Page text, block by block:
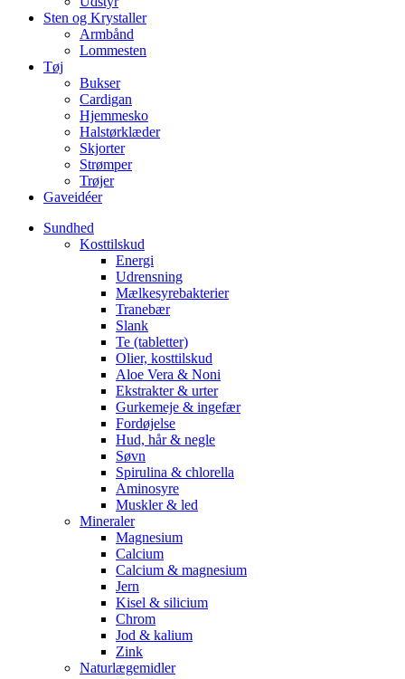
Sten og Krystaller
Armbånd
Lommesten
Tøj
Bukser
Cardigan
Hjemmesko
Halstørklæder
Skjorter
Strømper
Trøjer
Gaveidéer
Sundhed
Kosttilskud
Energi
Udrensning
Mælkesyrebakterier
Tranebær
Slank
Te (tabletter)
Olier, kosttilskud
Aloe Vera & Noni
Ekstrakter & urter
Gurkemeje & ingefær
Fordøjelse
Hud, hår & negle
Søvn
Spirulina & chlorella
Aminosyre
Muskler & led
Mineraler
Magnesium
Calcium
Calcium & magnesium
Jern
Kisel & silicium
Chrom
Jod & kalium
Zink
Naturlægemidler